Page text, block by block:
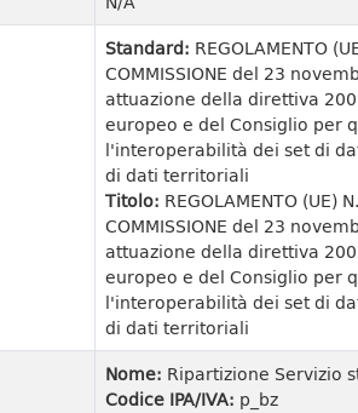
Standard: REGOLAMENTO
COMMISSIONE del 23
attuazione della direttiva
europeo e del Consiglio per
l'interoperabilità dei set di
di dati territoriali
Titolo: REGOLAMENTO (UE)
COMMISSIONE del 23
attuazione della direttiva
europeo e del Consiglio per
l'interoperabilità dei set di
di dati territoriali
Nome: Ripartizione Servizio
Codice IPA/IVA: p_bz